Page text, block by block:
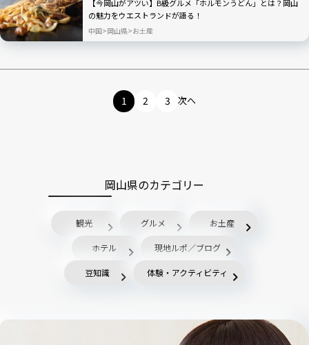
【今岡山がアツい】B級グルメ「ホルモンうどん」とは？岡山
の魅力をウエストランドが語る！
中国 岡山県 お土産
1 2 3 次へ
岡山県のカテゴリー
観光 グルメ お土産
ホテル 現地ルポ／ブログ
豆知識 体験・アクティビティ